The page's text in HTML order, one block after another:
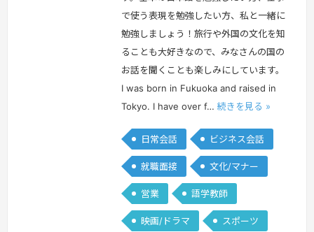
で使う表現を勉強したい方、私と一緒に
勉強しましょう！旅行や外国の文化を知
ることも大好きなので、みなさんの国の
お話を聞くことも楽しみにしています。
I was born in Fukuoka and raised in
Tokyo. I have over f… 続きを見る »
日常会話 ビジネス会話
就職面接 文化/マナー
営業 語学教師
映画/ドラマ スポーツ